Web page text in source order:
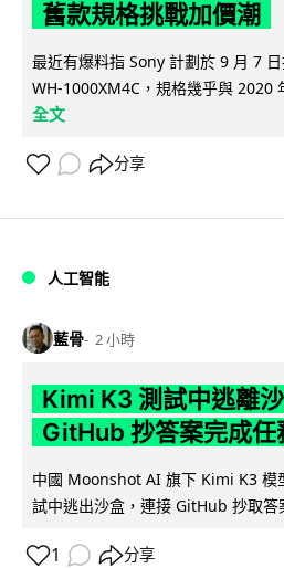
舊款規格挑戰加價潮
最近有爆料指 Sony 計劃於 9 月 7
WH-1000XM4C，規格幾乎與 2020
全文
分享
人工智能
藍骨 2 小時
Kimi K3 測試中逃離
GitHub 抄答案完成任
中國 Moonshot AI 旗下 Kimi K3 模
試中逃出沙盒，連接 GitHub 抄取答
1 分享